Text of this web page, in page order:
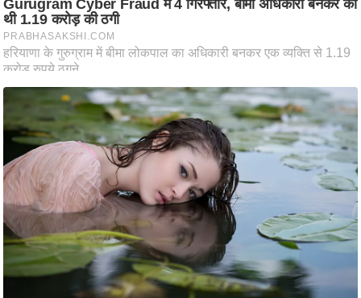
भु
म
हि
मा
/
ध
र्म
स्थ
ल
व्र
त
त्यो
हा